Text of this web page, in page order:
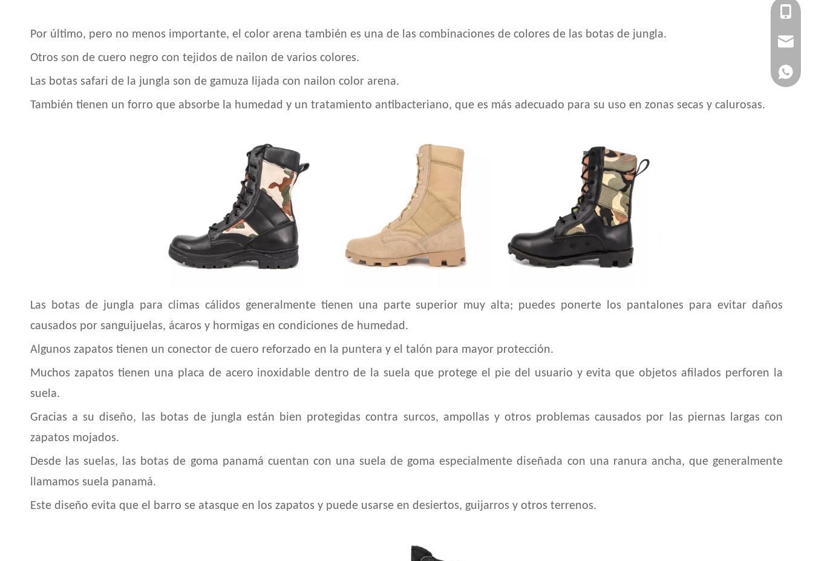
Por último, pero no menos importante, el color arena también es una de las combinaciones de colores de las botas de jungla.
Otros son de cuero negro con tejidos de nailon de varios colores.
Las botas safari de la jungla son de gamuza lijada con nailon color arena.
También tienen un forro que absorbe la humedad y un tratamiento antibacteriano, que es más adecuado para su uso en zonas secas y calurosas.
Las botas de jungla para climas cálidos generalmente tienen una parte superior muy alta; puedes ponerte los pantalones para evitar daños
causados ​​por sanguijuelas, ácaros y hormigas en condiciones de humedad.
Algunos zapatos tienen un conector de cuero reforzado en la puntera y el talón para mayor protección.
Muchos zapatos tienen una placa de acero inoxidable dentro de la suela que protege el pie del usuario y evita que objetos afilados perforen la
suela.
Gracias a su diseño, las botas de jungla están bien protegidas contra surcos, ampollas y otros problemas causados ​​por las piernas largas con
zapatos mojados.
Desde las suelas, las botas de goma panamá cuentan con una suela de goma especialmente diseñada con una ranura ancha, que generalmente
llamamos suela panamá.
Este diseño evita que el barro se atasque en los zapatos y puede usarse en desiertos, guijarros y otros terrenos.
+86
+86